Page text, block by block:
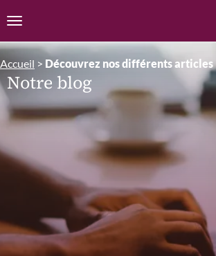
Ouvrir la navigation
Accueil > Découvrez nos différents articles
Notre blog